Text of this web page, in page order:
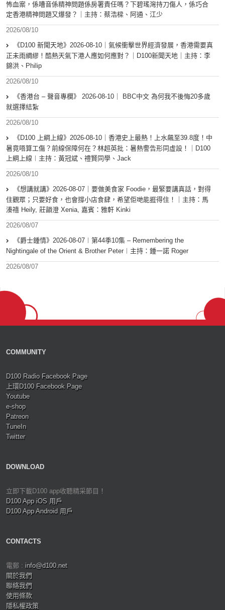
怖血案，係嘈音係精神問題係房署責任嗎？下碧瑤灣持刀傷人，係巧合
定香港精神問題又爆發？｜主持：蔡浩樑、阿通、江少
2026/08/10
《D100 新聞天地》2026-08-10｜氣候衝擊世界經濟發展，香港需要真
正未雨綢繆！酷熱天氣下港人應如何應對？｜D100新聞天地｜主持：李
錦洪、Philip
2026/08/10
《香港台 – 聲音專欄》 2026-08-10｜ BBC中文 為何我不後悔20多歲
就選擇結紮
2026/08/10
《D100 上綱上線》2026-08-10｜香港史上最熱！上水飆至39.8度！中
暑竟唔算工傷？前線保障何在？林超英批：暑熱警告形同虛設！｜D100
上綱上線︱主持：黃冠斌、禮賢同學、Jack
2026/08/10
《想講就講》2026-08-07｜要做美食家 Foodie，最緊要講真話，對得
住觀眾；只要好食，也會撐小店食肆，希望佢哋能捱得住！｜主持：馬
溱禧 Heily, 莊韻澄 Xenia, 嘉賓：雅軒 Kinki
2026/08/07
《爵士鍾情》2026-08-07︱第44季10集 – Remembering the
Nightingale of the Orient & Brother Peter︱主持：鍾一諾 Roger
2026/08/07
COMMUNITY
D100 Radio Facebook Page
上環D100 Facebook Page
Youtube
e-shop
Patreon
TuneIn
Twitter
DOWNLOAD
立即下載D100 app收聽精采節目！
D100 App iOS 用戶
D100 App Android 用戶
CONTACTS
電郵 : info@d100.net
關於我們
聯絡我們
使用條款
隱私權政策